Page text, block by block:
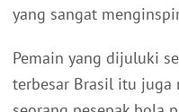
yang sangat
Pemain yang dijuluki
terbesar Brasil itu juga